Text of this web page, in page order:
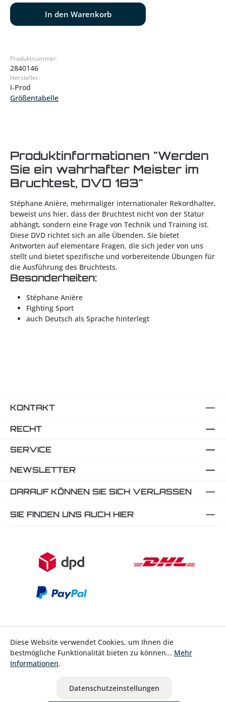
In den Warenkorb
Produktnummer:
2840146
Hersteller:
I-Prod
Größentabelle
Produktinformationen "Werden
Sie ein wahrhafter Meister im
Bruchtest, DVD 183"
Stéphane Anière, mehrmaliger internationaler Rekordhalter,
beweist uns hier, dass der Bruchtest nicht von der Statur
abhängt, sondern eine Frage von Technik und Training ist.
Diese DVD richtet sich an alle Übenden. Sie bietet
Antworten auf elementare Fragen, die sich jeder von uns
stellt und bietet spezifische und vorbereitende Übungen für
die Ausführung des Bruchtests.
Besonderheiten:
Stéphane Anière
Fighting Sport
auch Deutsch als Sprache hinterlegt
KONTAKT
RECHT
SERVICE
NEWSLETTER
DARAUF KÖNNEN SIE SICH VERLASSEN
SIE FINDEN UNS AUCH HIER
Bestellung widerrufen
ausgenommen Nicht EU-Länder
Diese Website verwendet Cookies, um Ihnen die
bestmögliche Funktionalität bieten zu können... Mehr
Informationen.
Datenschutzeinstellungen